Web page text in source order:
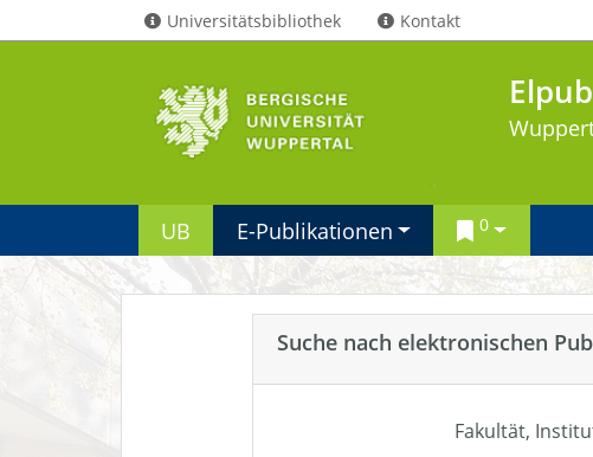
Universitätsbibliothek Kontakt
Elpub
UB E-Publikationen 0
Suche nach elektronischen
Fakultät,